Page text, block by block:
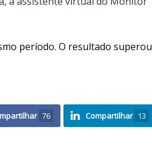
período. O resultado superou
76 Compartilhar 13